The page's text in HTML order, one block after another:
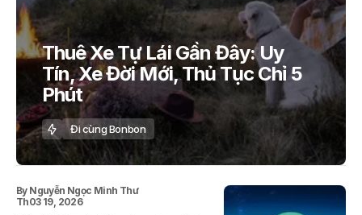
Thuê Xe Tự Lái Gần Đây: Uy
Tín, Xe Đời Mới, Thủ Tục Chỉ 5
Phút
Đi cùng Bonbon
By Nguyễn Ngọc Minh Thư
Th03 19, 2026